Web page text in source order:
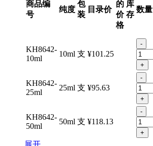
商品编
号
纯度
包
装
目录价
的
价
格
库
存
数量
KH8642-
10ml
10ml 支 ¥101.25
-
+
KH8642-
25ml
25ml 支 ¥95.63
-
+
KH8642-
50ml
50ml 支 ¥118.13
-
+